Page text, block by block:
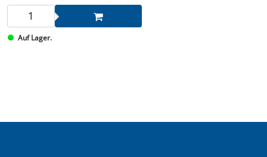
Auf Lager.